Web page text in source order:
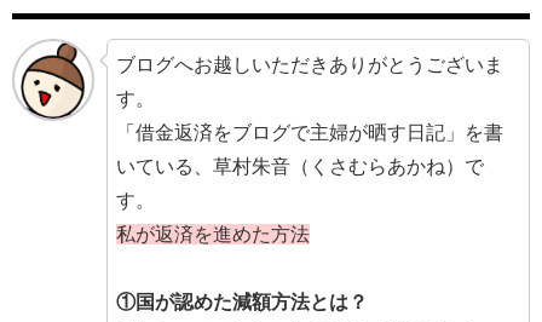
ブログへお越しいただきありがとうございま
す。
「借金返済をブログで主婦が晒す日記」を書
いている、草村朱音（くさむらあかね）で
す。
私が返済を進めた方法
①国が認めた減額方法とは？